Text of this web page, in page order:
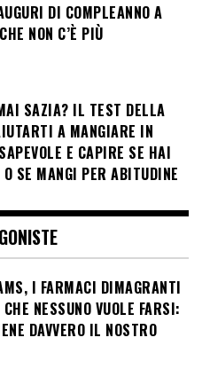
DI COMPLEANNO A
NON C’È PIÙ
SAZIA? IL TEST DELLA
A MANGIARE IN
E CAPIRE SE HAI
O SE MANGI PER ABITUDINE
I FARMACI DIMAGRANTI
NESSUNO VUOLE FARSI:
DAVVERO IL NOSTRO